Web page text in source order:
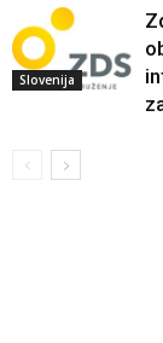
Slovenija